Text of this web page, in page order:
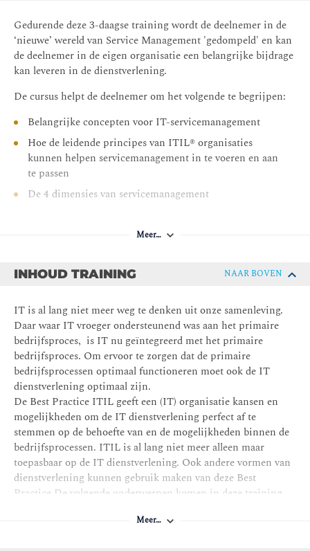
Gedurende deze 3-daagse training wordt de deelnemer in de
‘nieuwe’ wereld van Service Management 'gedompeld' en kan
de deelnemer in de eigen organisatie een belangrijke bijdrage
kan leveren in de dienstverlening.
De cursus helpt de deelnemer om het volgende te begrijpen:
Belangrijke concepten voor IT-servicemanagement
Hoe de leidende principes van ITIL® organisaties
kunnen helpen servicemanagement in te voeren en aan
te passen
De 4 dimensies van servicemanagement
onderling verbonden zijn
Voorbereiding op het ITIL® 4 foundation examen
Meer…
INHOUD TRAINING NAAR BOVEN
IT is al lang niet meer weg te denken uit onze samenleving.
Daar waar IT vroeger ondersteunend was aan het primaire
bedrijfsproces, is IT nu geïntegreerd met het primaire
bedrijfsproces. Om ervoor te zorgen dat de primaire
bedrijfsprocessen optimaal functioneren moet ook de IT
dienstverlening optimaal zijn.
De Best Practice ITIL geeft een (IT) organisatie kansen en
mogelijkheden om de IT dienstverlening perfect af te
stemmen op de behoefte van en de mogelijkheden binnen de
bedrijfsprocessen. ITIL is al lang niet meer alleen maar
toepasbaar op de IT dienstverlening. Ook andere vormen van
dienstverlening kunnen gebruik maken van deze Best
Practice.De volgende onderwerpen komen in deze training
Meer…